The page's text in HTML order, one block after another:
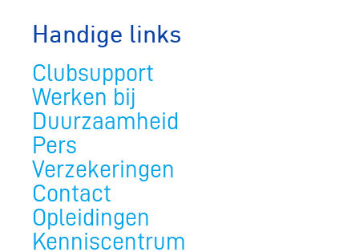
Handige links
Clubsupport
Werken bij
Duurzaamheid
Pers
Verzekeringen
Contact
Opleidingen
Kenniscentrum